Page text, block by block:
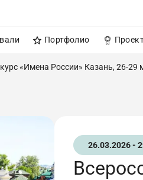
Портфолио
«Имена России» Казань, 26-29
26.03.2026 -